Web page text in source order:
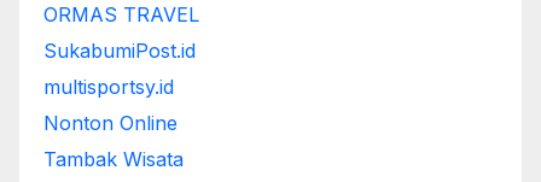
ORMAS TRAVEL
SukabumiPost.id
multisportsy.id
Nonton Online
Tambak Wisata